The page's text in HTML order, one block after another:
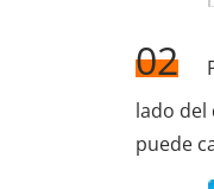
02
lado del
puede